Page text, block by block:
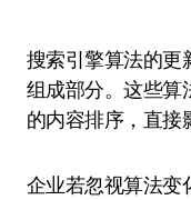
搜索引擎算法的更新是互联网行业持续演进的重要
组成部分。这些算
的内容排序，直接
企业若忽视算法变